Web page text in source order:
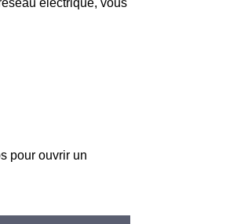
électrique, vous
pour ouvrir un